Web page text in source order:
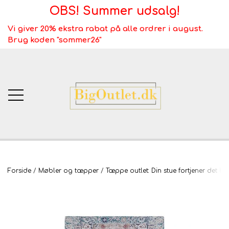
OBS! Summer udsalg!
Vi giver 20% ekstra rabat på alle ordrer i august.
Brug koden "sommer26"
BigOutlet.dk
Webshop ALT
Forside Møbler og tæpper Tæppe outlet: Din stue fortjener det